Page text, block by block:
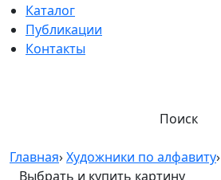
Каталог
Публикации
Контакты
Поиск
Главная›Художники по алфавиту›
Выбрать и купить картину